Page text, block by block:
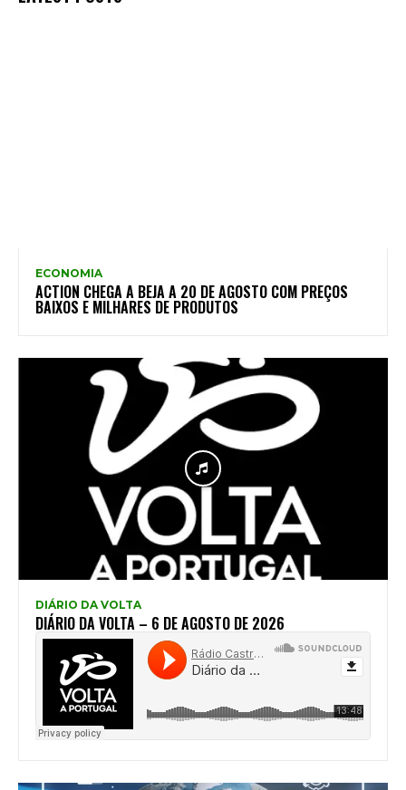
ECONOMIA
ACTION CHEGA A BEJA A 20 DE AGOSTO COM PREÇOS
BAIXOS E MILHARES DE PRODUTOS
DIÁRIO DA VOLTA
DIÁRIO DA VOLTA – 6 DE AGOSTO DE 2026